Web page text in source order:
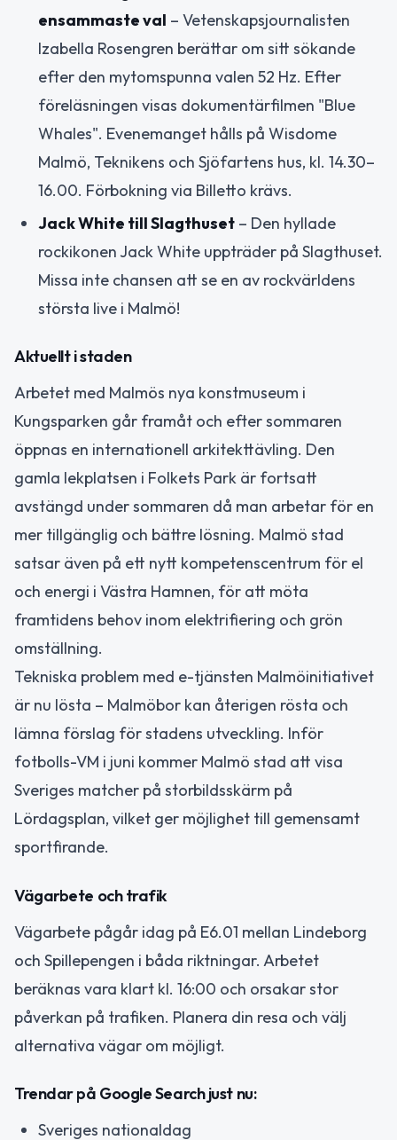
ensammaste val – Vetenskapsjournalisten
Izabella Rosengren berättar om sitt sökande
efter den mytomspunna valen 52 Hz. Efter
föreläsningen visas dokumentärfilmen "Blue
Whales". Evenemanget hålls på Wisdome
Malmö, Teknikens och Sjöfartens hus, kl. 14.30–
16.00. Förbokning via Billetto krävs.
Jack White till Slagthuset – Den hyllade
rockikonen Jack White uppträder på Slagthuset.
Missa inte chansen att se en av rockvärldens
största live i Malmö!
Aktuellt i staden
Arbetet med Malmös nya konstmuseum i
Kungsparken går framåt och efter sommaren
öppnas en internationell arkitekttävling. Den
gamla lekplatsen i Folkets Park är fortsatt
avstängd under sommaren då man arbetar för en
mer tillgänglig och bättre lösning. Malmö stad
satsar även på ett nytt kompetenscentrum för el
och energi i Västra Hamnen, för att möta
framtidens behov inom elektrifiering och grön
omställning.
Tekniska problem med e-tjänsten Malmöinitiativet
är nu lösta – Malmöbor kan återigen rösta och
lämna förslag för stadens utveckling. Inför
fotbolls-VM i juni kommer Malmö stad att visa
Sveriges matcher på storbildsskärm på
Lördagsplan, vilket ger möjlighet till gemensamt
sportfirande.
Vägarbete och trafik
Vägarbete pågår idag på E6.01 mellan Lindeborg
och Spillepengen i båda riktningar. Arbetet
beräknas vara klart kl. 16:00 och orsakar stor
påverkan på trafiken. Planera din resa och välj
alternativa vägar om möjligt.
Trendar på Google Search just nu:
Sveriges nationaldag